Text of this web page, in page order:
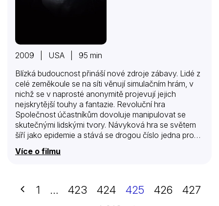
2009 | USA | 95 min
Blízká budoucnost přináší nové zdroje zábavy. Lidé z
celé zeměkoule se na síti věnují simulačním hrám, v
nichž se v naprosté anonymitě projevují jejich
nejskrytější touhy a fantazie. Revoluční hra
Společnost účastníkům dovoluje manipulovat se
skutečnými lidskými tvory. Návyková hra se světem
šíří jako epidemie a stává se drogou číslo jedna pro
miliony lidí. To vše díky samotářskému géniovi Kenu
Castlovi , vizionářskému zakladateli nejvlivnějšího
začíná…
Více o filmu
Předchozí
1 … 423 424 425 426
427